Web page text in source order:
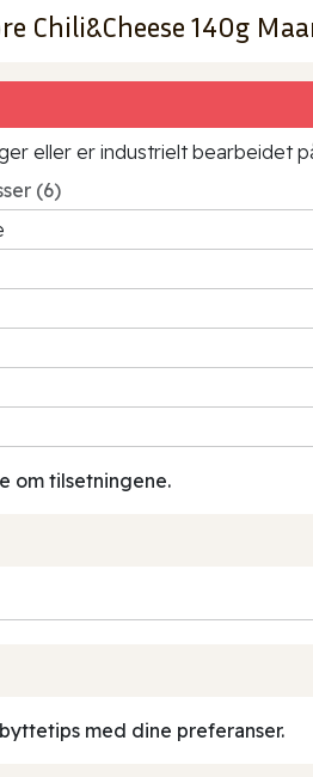
Chili&Cheese 140g
eller er industrielt bearbeidet
(6)
om tilsetningene.
med dine preferanser.